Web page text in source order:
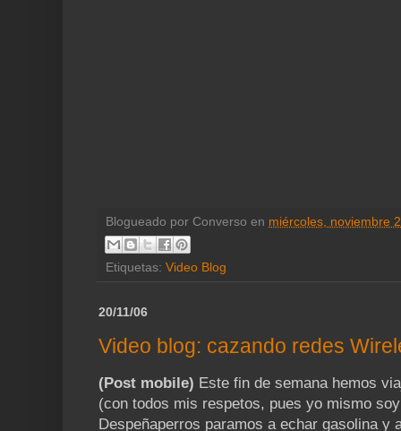
Blogueado por Converso en miércoles, noviembre
Etiquetas: Video Blog
20/11/06
Video blog: cazando redes
(Post mobile) Este fin de semana hemos
(con todos mis respetos, pues yo mismo
Despeñaperros paramos a echar gasolina y